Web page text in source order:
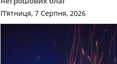
П’ятниця, 7 Серпня, 2026